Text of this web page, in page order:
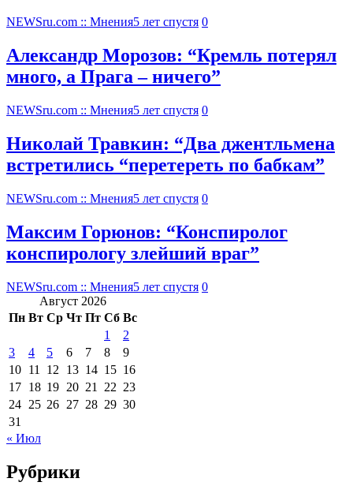
NEWSru.com :: Мнения5 лет спустя 0
Александр Морозов: “Кремль потерял
много, а Прага – ничего”
NEWSru.com :: Мнения5 лет спустя 0
Николай Травкин: “Два джентльмена
встретились “перетереть по бабкам”
NEWSru.com :: Мнения5 лет спустя 0
Максим Горюнов: “Конспиролог
конспирологу злейший враг”
NEWSru.com :: Мнения5 лет спустя 0
Август 2026
Пн Вт Ср Чт Пт Сб Вс
1
2
3
4 5 6 7 8
9
10 11 12 13 14 15 16
17 18 19 20 21 22 23
24 25 26 27 28 29 30
31
« Июл
Рубрики